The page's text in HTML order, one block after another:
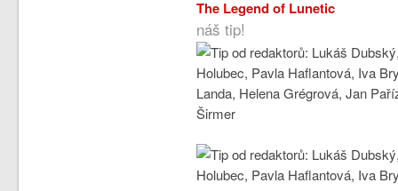
The Legend of Lunetic
náš tip!